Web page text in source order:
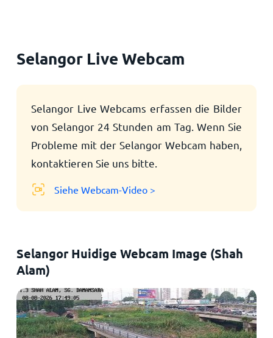
Selangor Live Webcam
Selangor Live Webcams erfassen die Bilder
von Selangor 24 Stunden am Tag. Wenn Sie
Probleme mit der Selangor Webcam haben,
kontaktieren Sie uns bitte.
Siehe Webcam-Video >
Selangor Huidige Webcam Image (Shah
Alam)